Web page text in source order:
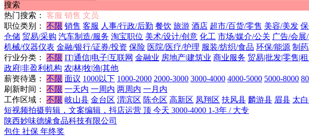
搜索
热门搜索：
客服 销售 文员
职位类别：
不限 销售 客服 人事/行政/后勤 餐饮 旅游 酒店 超市/百货/零售 美容/美发
仓储 贸易/采购 汽车制造/服务 淘宝职位 美术/设计/创意 化工 市场/媒介/公关 广告/会展
机械/仪器仪表 金融/银行/证券/投资 保险 医院/医疗/护理 服装/纺织/食品 环保/能源 制
行业分类：
不限 IT|通信|电子|互联网 金融业 房地产|建筑业 商业服务 贸易|批发|零售|
政府|非盈利机构 农|林|牧|渔|其他
薪资待遇：
不限 面议 1000以下 1000-2000 2000-3000 3000-4000 4000-5000 5000-8000
刷新时间：
不限 一天内 一周内 两周内 一月内
工作区域：
不限 岐山县 金台区 渭滨区 陈仓区 高新区 凤翔区 扶风县 麟游县 眉县 太
短视频拍摄剪辑，文案编辑，抖店运营 顶 今天 3000-4000 1-3年 / 大专
陕西妙味德缘食品科技有限公司
包住 社保 年终奖